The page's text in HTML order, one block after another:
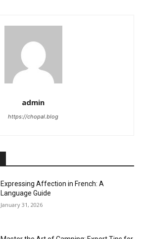
admin
https://chopal.blog
Expressing Affection in French: A
Language Guide
January 31, 2026